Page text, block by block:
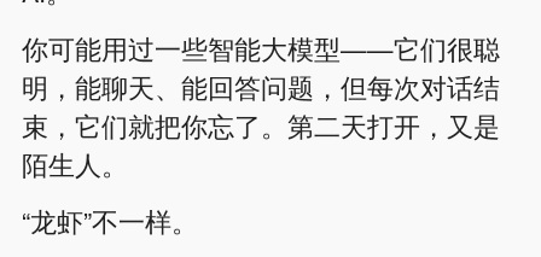
你可能用过一些智能大模型——它们很聪
明，能聊天、能回答问题，但每次对话结
束，它们就把你忘了。第二天打开，又是
陌生人。
“龙虾”不一样。